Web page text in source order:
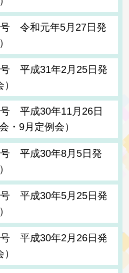
令和元年5月27日発
平成31年2月25日発
平成30年11月26日
・9月定例会）
平成30年8月5日発
平成30年5月25日発
平成30年2月26日発